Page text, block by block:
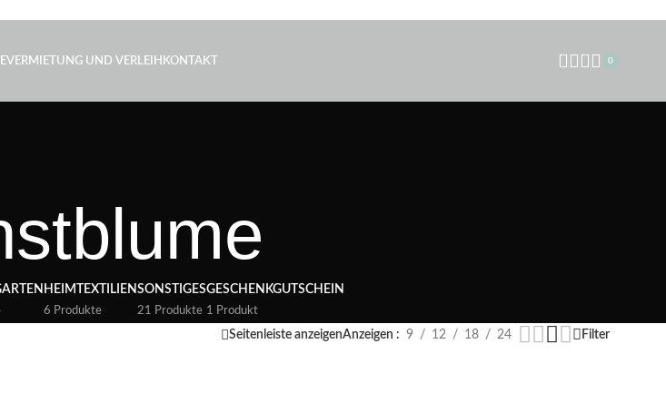
VERMIETUNG UND VERLEIH KONTAKT 0
HEIMTEXTILIEN
6 Produkte
SONSTIGES
21 Produkte
GESCHENKGUTSCHEIN
1 Produkt
Seitenleiste anzeigenAnzeigen 9 12 18 24 Filter